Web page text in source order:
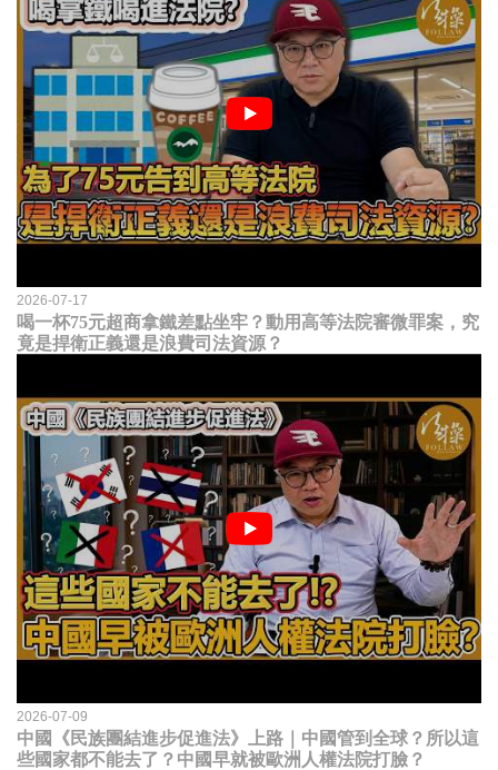
2026-07-17
喝一杯75元超商拿鐵差點坐牢？動用高等法院審微罪案，究
竟是捍衛正義還是浪費司法資源？
2026-07-09
中國《民族團結進步促進法》上路｜中國管到全球？所以這
些國家都不能去了？中國早就被歐洲人權法院打臉？